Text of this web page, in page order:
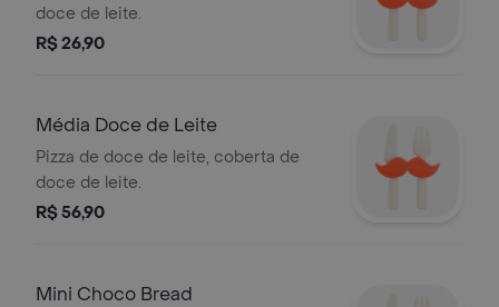
doce de leite.
R$ 26,90
Média Doce de Leite
Pizza de doce de leite, coberta de
doce de leite.
R$ 56,90
Mini Choco Bread